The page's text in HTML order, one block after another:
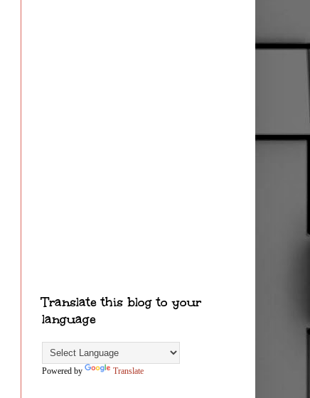
Translate this blog to your
language
Powered by Translate